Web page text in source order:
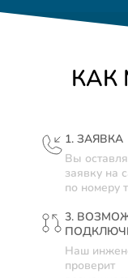
КАК
1. ЗАЯВКА
Вы
заявку на
по номеру
3.
Наш
проверит